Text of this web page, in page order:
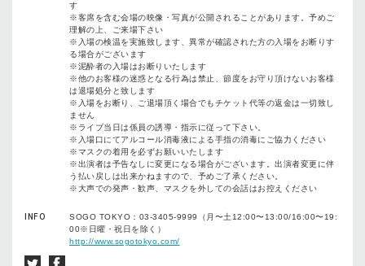
す
※客席を含む会場の映像・写真が公開されることがあります。予めご
理解の上、ご来場下さい
※入場の検温を実施致します、異常が確認された方の入場をお断りす
る場合がございます
※泥酔者の入場はお断りいたします
※他のお客様の迷惑となる行為は禁止、節度をお守り頂けないお客様
は退場処分と致します
※入場をお断り、ご退場頂く場合でもチケット代等の返金は一切致し
ません
※ライブ当日は係員の誘導・指示に従って下さい。
※入場口にてアルコール消毒液による手指の消毒にご協力ください
※マスクの着用を必ずお願いいたします
※出演者は予告なしに変更になる場合がございます。出演者変更に伴
う払い戻しは出来かねますので、予めご了承ください。
※大声での発声・歓声、マスクを外しての会話はお控えください
INFO
SOGO TOKYO：03-3405-9999（月〜土12:00〜13:00/16:00〜19:
00※日曜・祝日を除く）
http://www.sogotokyo.com/